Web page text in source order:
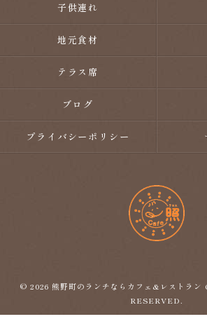
子供連れ
地元食材
テラス席
ブログ
プライバシーポリシー
© 2026 熊野町のランチならカフェ&レストラ
RESERVED.